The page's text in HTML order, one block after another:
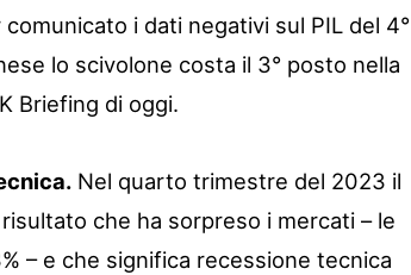
i dati negativi sul PIL del 4°
lo scivolone costa il 3° posto nella
Briefing di oggi.
Nel quarto trimestre del 2023 il
che ha sorpreso i mercati – le
– e che significa recessione tecnica